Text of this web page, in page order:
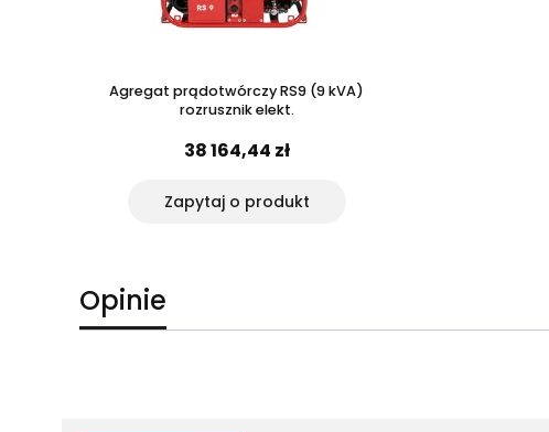
Agregat prądotwórczy RS9 (9 kVA)
rozrusznik elekt.
38 164,44 zł
Zapytaj o produkt
Opinie